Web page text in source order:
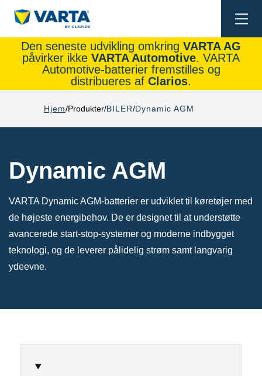
Den seneste udvikling omkring VARTA AG
påvirker ikke VARTA Automotive. VARTA
Automotive-batterier fremstilles og
distribueres af Clarios.
Hjem Produkter BILER Dynamic AGM
Dynamic AGM
VARTA Dynamic AGM-batterier er udviklet til køretøjer med
de højeste energibehov. De er designet til at understøtte
avancerede start-stop-systemer og moderne indbygget
teknologi, og de leverer pålidelig strøm samt langvarig
ydeevne.